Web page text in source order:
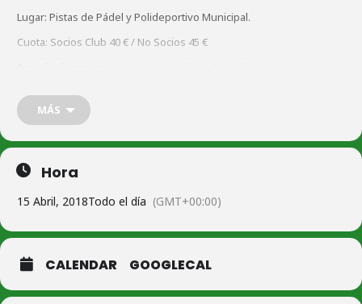
Lugar: Pistas de Pádel y Polideportivo Municipal.
Cuota: Socios Club 40 € / No Socios 45 €
Pago de cuota en la cuenta que figura en
RURAL.
ENTRADA GRATUÍTA PARA TODOS LOS PÚBLICOS
10:00: Desayuno de bienvenida
10:45: Inicio del Clinic con Paquito Navarro y Juan Martín Díaz / Test
polo Drop-Shop).
MÁS
Hora
15 Abril, 2018Todo el día (GMT+00:00)
CALENDAR GOOGLECAL